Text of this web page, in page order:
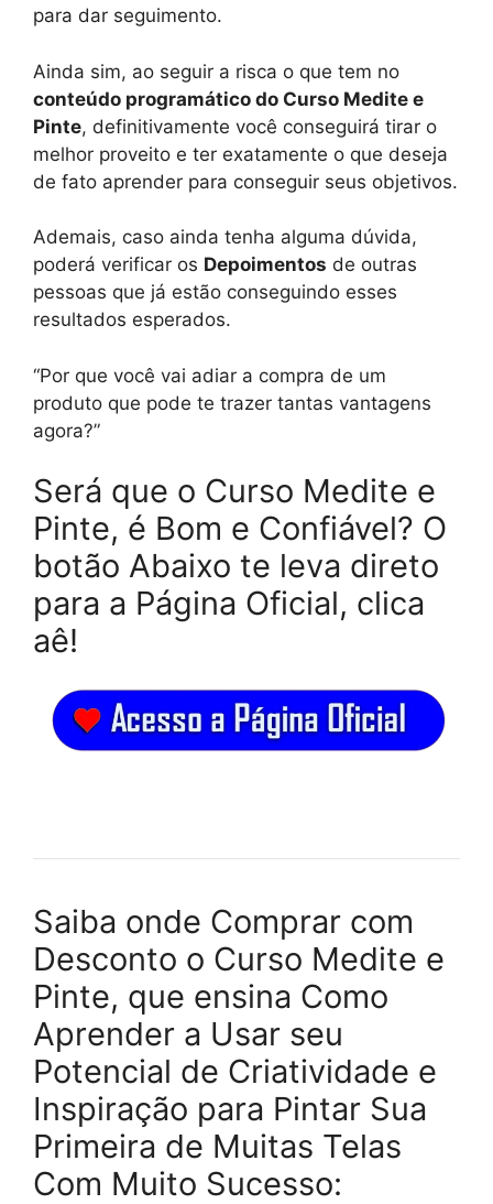
para dar seguimento.
Ainda sim, ao seguir a risca o que tem no
conteúdo programático do Curso Medite e
Pinte, definitivamente você conseguirá tirar o
melhor proveito e ter exatamente o que deseja
de fato aprender para conseguir seus objetivos.
Ademais, caso ainda tenha alguma dúvida,
poderá verificar os Depoimentos de outras
pessoas que já estão conseguindo esses
resultados esperados.
“Por que você vai adiar a compra de um
produto que pode te trazer tantas vantagens
agora?”
Será que o Curso Medite e
Pinte, é Bom e Confiável? O
botão Abaixo te leva direto
para a Página Oficial, clica
aê!
Saiba onde Comprar com
Desconto o Curso Medite e
Pinte, que ensina Como
Aprender a Usar seu
Potencial de Criatividade e
Inspiração para Pintar Sua
Primeira de Muitas Telas
Com Muito Sucesso: